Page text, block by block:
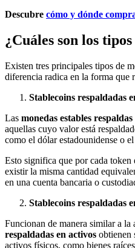
Descubre cómo y dónde
¿Cuáles son los
Existen tres principales tipos de
diferencia radica en la forma que
Stablecoins respaldadas
Las monedas estables
aquellas cuyo valor está
como el dólar estadounidense o
Esto significa que por cada
existir la misma cantidad
en una cuenta bancaria o
Stablecoins respaldadas
Funcionan de manera similar a la
respaldadas en activos obtienen
activos físicos, como bienes